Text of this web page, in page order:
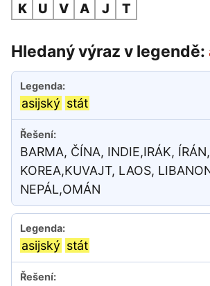
K
U V A J T
Hledaný výraz v legendě:
asijský stát
BARMA, ČÍNA, INDIE,IRÁK,
KOREA,KUVAJT, LAOS,
NEPÁL,OMÁN
asijský stát